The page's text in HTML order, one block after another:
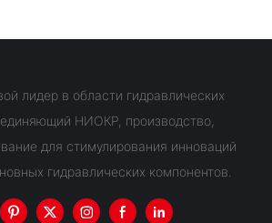
лидер в области гидравлических
НИОКР, производство,
для стимулирования инноваций
гидравлических компонентов.